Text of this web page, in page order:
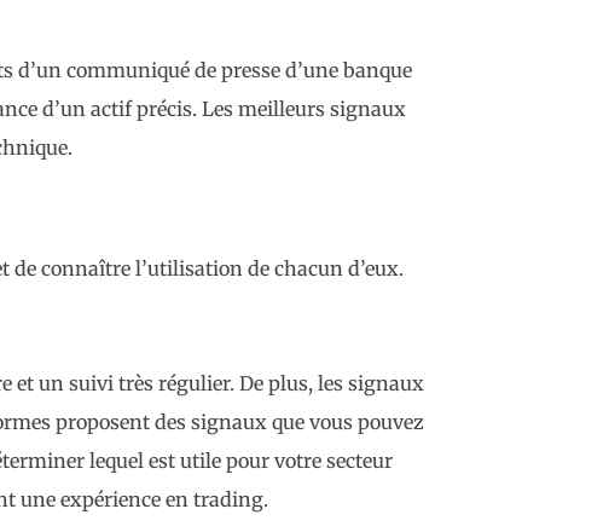
communiqué de presse d’une banque
d’un actif précis. Les meilleurs signaux
connaître l’utilisation de chacun d’eux.
un suivi très régulier. De plus, les signaux
proposent des signaux que vous pouvez
lequel est utile pour votre secteur
une expérience en trading.